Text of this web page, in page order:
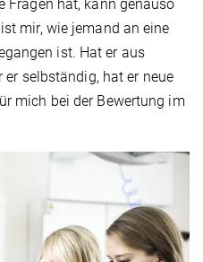
Fragen hat, kann genauso
mir, wie jemand an eine
ist. Hat er aus
selbständig, hat er neue
mich bei der Bewertung im